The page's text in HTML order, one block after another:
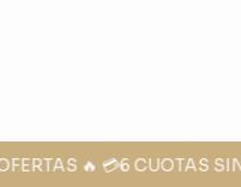
🔥 💳6 CUOTAS SIN